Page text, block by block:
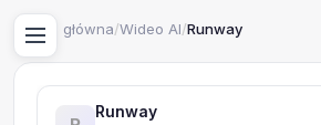
Strona główna/Wideo AI/Runway
Runway